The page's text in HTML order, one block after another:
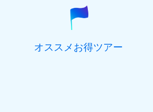
オススメお得ツアー